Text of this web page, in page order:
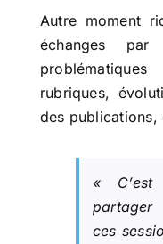
Autre moment
échanges
rubriques,
des publications,
«
ces